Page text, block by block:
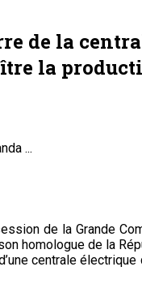
de la
la
...
de la Grande
homologue de la
centrale